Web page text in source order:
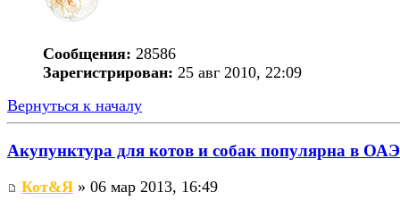
Сообщения: 28586
Зарегистрирован: 25 авг 2010, 22:09
Вернуться к началу
Акупунктура для котов и собак популярна в ОАЭ
Кот&Я » 06 мар 2013, 16:49